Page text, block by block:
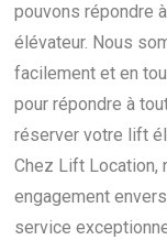
pouvons répondre
élévateur. Nous
facilement et en
pour répondre à
réserver votre lift
Chez Lift Location,
engagement
service